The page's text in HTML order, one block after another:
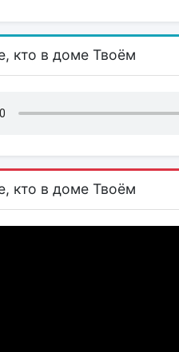
кто в доме Твоём
кто в доме Твоём